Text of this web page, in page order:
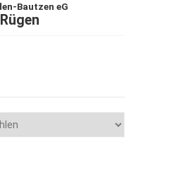
Bautzen eG